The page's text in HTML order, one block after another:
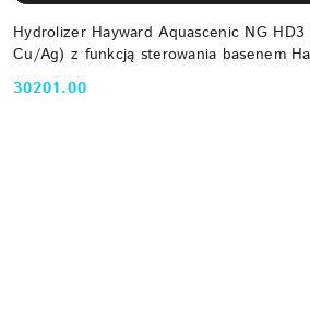
Hydrolizer Hayward Aquascenic NG
Cu/Ag) z funkcją sterowania basenem
Cena:
30201.00